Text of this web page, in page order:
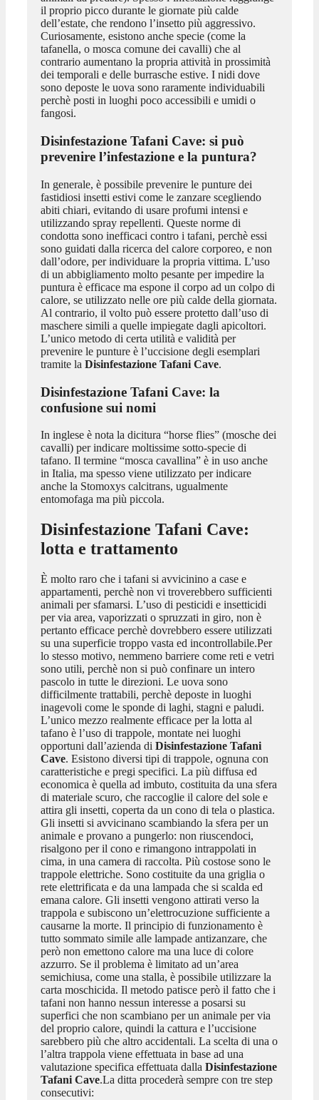
il proprio picco durante le giornate più calde
dell’estate, che rendono l’insetto più aggressivo.
Curiosamente, esistono anche specie (come la
tafanella, o mosca comune dei cavalli) che al
contrario aumentano la propria attività in prossimità
dei temporali e delle burrasche estive. I nidi dove
sono deposte le uova sono raramente individuabili
perchè posti in luoghi poco accessibili e umidi o
fangosi.
Disinfestazione Tafani Cave: si può
prevenire l’infestazione e la puntura?
In generale, è possibile prevenire le punture dei
fastidiosi insetti estivi come le zanzare scegliendo
abiti chiari, evitando di usare profumi intensi e
utilizzando spray repellenti. Queste norme di
condotta sono inefficaci contro i tafani, perchè essi
sono guidati dalla ricerca del calore corporeo, e non
dall’odore, per individuare la propria vittima. L’uso
di un abbigliamento molto pesante per impedire la
puntura è efficace ma espone il corpo ad un colpo di
calore, se utilizzato nelle ore più calde della giornata.
Al contrario, il volto può essere protetto dall’uso di
maschere simili a quelle impiegate dagli apicoltori.
L’unico metodo di certa utilità e validità per
prevenire le punture è l’uccisione degli esemplari
tramite la Disinfestazione Tafani Cave.
Disinfestazione Tafani Cave: la
confusione sui nomi
In inglese è nota la dicitura “horse flies” (mosche dei
cavalli) per indicare moltissime sotto-specie di
tafano. Il termine “mosca cavallina” è in uso anche
in Italia, ma spesso viene utilizzato per indicare
anche la Stomoxys calcitrans, ugualmente
entomofaga ma più piccola.
Disinfestazione Tafani Cave:
lotta e trattamento
È molto raro che i tafani si avvicinino a case e
appartamenti, perchè non vi troverebbero sufficienti
animali per sfamarsi. L’uso di pesticidi e insetticidi
per via area, vaporizzati o spruzzati in giro, non è
pertanto efficace perchè dovrebbero essere utilizzati
su una superficie troppo vasta ed incontrollabile.Per
lo stesso motivo, nemmeno barriere come reti e vetri
sono utili, perchè non si può confinare un intero
pascolo in tutte le direzioni. Le uova sono
difficilmente trattabili, perchè deposte in luoghi
inagevoli come le sponde di laghi, stagni e paludi.
L’unico mezzo realmente efficace per la lotta al
tafano è l’uso di trappole, montate nei luoghi
opportuni dall’azienda di Disinfestazione Tafani
Cave. Esistono diversi tipi di trappole, ognuna con
caratteristiche e pregi specifici. La più diffusa ed
economica è quella ad imbuto, costituita da una sfera
di materiale scuro, che raccoglie il calore del sole e
attira gli insetti, coperta da un cono di tela o plastica.
Gli insetti si avvicinano scambiando la sfera per un
animale e provano a pungerlo: non riuscendoci,
risalgono per il cono e rimangono intrappolati in
cima, in una camera di raccolta. Più costose sono le
trappole elettriche. Sono costituite da una griglia o
rete elettrificata e da una lampada che si scalda ed
emana calore. Gli insetti vengono attirati verso la
trappola e subiscono un’elettrocuzione sufficiente a
causarne la morte. Il principio di funzionamento è
tutto sommato simile alle lampade antizanzare, che
però non emettono calore ma una luce di colore
azzurro. Se il problema è limitato ad un’area
semichiusa, come una stalla, è possibile utilizzare la
carta moschicida. Il metodo patisce però il fatto che i
tafani non hanno nessun interesse a posarsi su
superfici che non scambiano per un animale per via
del proprio calore, quindi la cattura e l’uccisione
sarebbero più che altro accidentali. La scelta di una o
l’altra trappola viene effettuata in base ad una
valutazione specifica effettuata dalla Disinfestazione
Tafani Cave.La ditta procederà sempre con tre step
consecutivi: